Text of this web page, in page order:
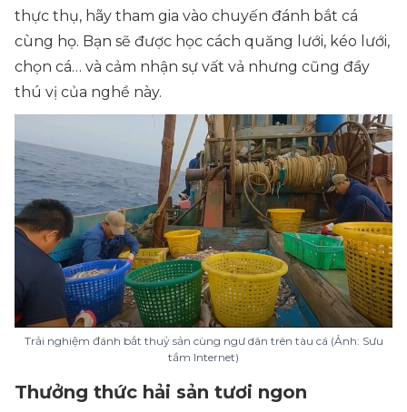
thực thụ, hãy tham gia vào chuyến đánh bắt cá
cùng họ. Bạn sẽ được học cách quăng lưới, kéo lưới,
chọn cá… và cảm nhận sự vất vả nhưng cũng đầy
thú vị của nghề này.
Trải nghiệm đánh bắt thuỷ sản cùng ngư dân trên tàu cá (Ảnh: Sưu
tầm Internet)
Thưởng thức hải sản tươi ngon